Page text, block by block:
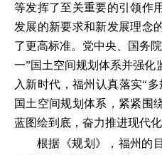
等发挥了至关重要的引领作
发展的新要求和新发展理念
了更高标准。党中央、国务
一”国土空间规划体系并强化
入新时代，福州认真落实“
国土空间规划体系，紧紧围
蓝图绘到底，奋力推进现代化
根据《规划》，福州的